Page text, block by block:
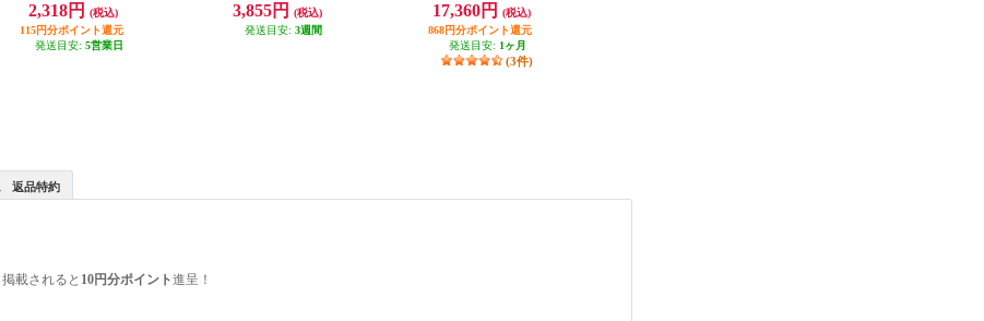
2,318円
(税込)
115円分ポイント還元
発送目安: 5営業日
3,855円
(税込)
発送目安: 3週間
17,360円
(税込)
868円分ポイント還元
発送目安: 1ヶ月
(3件)
返品特約
載されると 10円分ポイント進呈！